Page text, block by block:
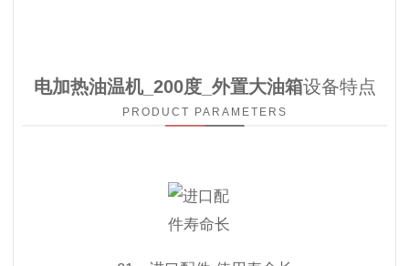
电加热油温机_200度_外置大油箱设备特点
PRODUCT PARAMETERS